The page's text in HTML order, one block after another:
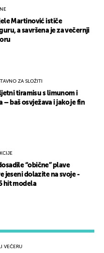
VEČERU
Martinović ističe
a savršena je za večernji
ZA SLOŽITI
tiramisu s limunom i
– baš osvježava i jako je fin
“obične” plave
jeseni dolazite na svoje -
hit modela